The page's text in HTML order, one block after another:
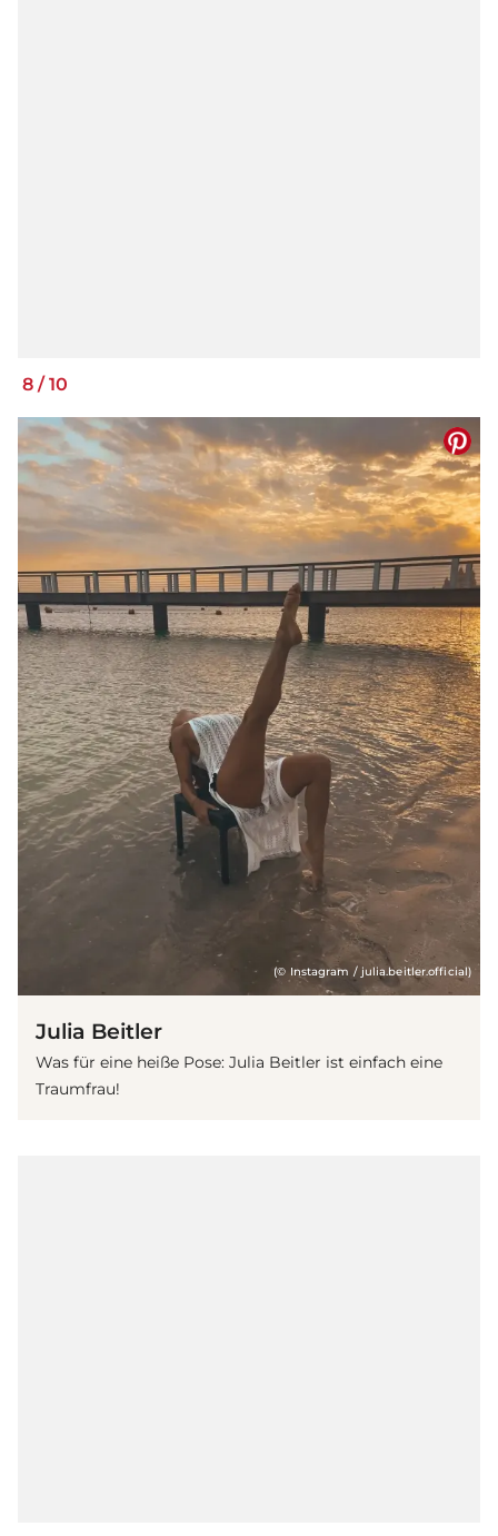
8 /10
(© Instagram / julia.beitler.official)
Julia Beitler
Was für eine heiße Pose: Julia Beitler ist einfach eine
Traumfrau!